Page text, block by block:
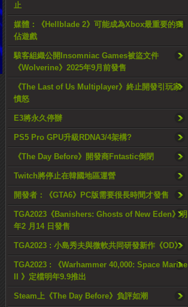
止
媒體：《Hellblade 2》可能成為Xbox最重要的獨
佔遊戲
駭客組織公開Insomniac Games被盜文件
《Wolverine》2025年9月前發售
《The Last of Us Multiplayer》終止開發引玩家
憤怒
E3將永久停辦
PS5 Pro GPU升級RDNA3/4架構?
《The Day Before》開發商Fntastic倒閉
Twitch將停止在韓國地區運營
開發者：《GTA6》PC版需要很長時間才發售
TGA2023《Banishers: Ghosts of New Eden》明
年2 月14 日發售
TGA2023 : 小島秀夫與微軟共同研發新作《OD》
TGA2023 : 《Warhammer 40,000: Space Marine
II 》定檔明年9.9推出
Steam上《The Day Before》負評如潮